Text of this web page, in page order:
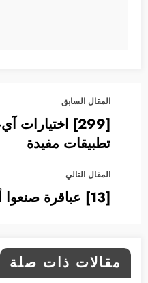
المقال السابق
[299]
تطبيقات مفيدة
المقال التالي
[13] عباقرة صنعوا أبل: بوب مانسفيلد
مقالات ذات صلة